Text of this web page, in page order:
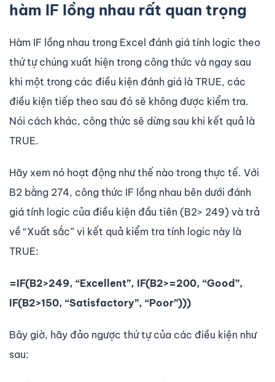
hàm IF lồng nhau rất quan trọng
Hàm IF lồng nhau trong Excel đánh giá tính logic theo
thứ tự chúng xuất hiện trong công thức và ngay sau
khi một trong các điều kiện đánh giá là TRUE, các
điều kiện tiếp theo sau đó sẽ không được kiểm tra.
Nói cách khác, công thức sẽ dừng sau khi kết quả là
TRUE.
Hãy xem nó hoạt động như thế nào trong thực tế. Với
B2 bằng 274, công thức IF lồng nhau bên dưới đánh
giá tính logic của điều kiện đầu tiên (B2> 249) và trả
về “Xuất sắc” vì kết quả kiểm tra tính logic này là
TRUE:
=IF(B2>249, “Excellent”, IF(B2>=200, “Good”,
IF(B2>150, “Satisfactory”, “Poor”)))
Bây giờ, hãy đảo ngược thứ tự của các điều kiện như
sau: